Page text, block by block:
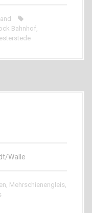
Bahnhof,
Walle
, Mehrschienengleis,